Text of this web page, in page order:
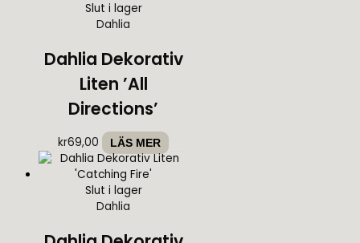
Slut i lager
Dahlia
Dahlia Dekorativ
Liten ’All
Directions’
kr69,00 LÄS MER
Slut i lager
Dahlia